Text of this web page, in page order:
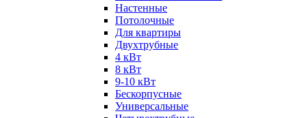
Настенные
Потолочные
Для квартиры
Двухтрубные
4 кВт
8 кВт
9-10 кВт
Бескорпусные
Универсальные